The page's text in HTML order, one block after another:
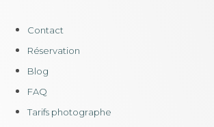
Contact
Réservation
Blog
FAQ
Tarifs photographe